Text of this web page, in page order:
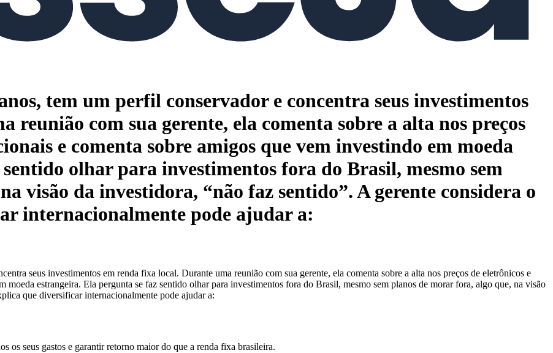
tem um perfil conservador e concentra seus investimentos
reunião com sua gerente, ela comenta sobre a alta nos preços
e comenta sobre amigos que vem investindo em moeda
olhar para investimentos fora do Brasil, mesmo sem
visão da investidora, “não faz sentido”. A gerente considera o
internacionalmente pode ajudar a:
seus investimentos em renda fixa local. Durante uma reunião com sua gerente, ela comenta sobre a alta nos preços de eletrônicos e
moeda estrangeira. Ela pergunta se faz sentido olhar para investimentos fora do Brasil, mesmo sem planos de morar fora, algo que, na visão
que diversificar internacionalmente pode ajudar a:
os seus gastos e garantir retorno maior do que a renda fixa brasileira.